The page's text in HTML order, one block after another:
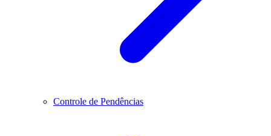
Controle de Pendências